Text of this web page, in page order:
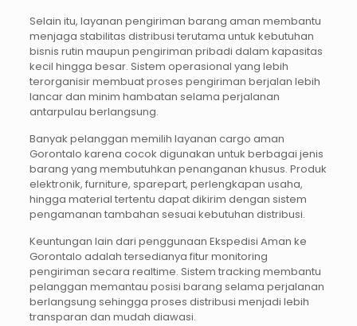
Selain itu, layanan pengiriman barang aman membantu
menjaga stabilitas distribusi terutama untuk kebutuhan
bisnis rutin maupun pengiriman pribadi dalam kapasitas
kecil hingga besar. Sistem operasional yang lebih
terorganisir membuat proses pengiriman berjalan lebih
lancar dan minim hambatan selama perjalanan
antarpulau berlangsung.
Banyak pelanggan memilih layanan cargo aman
Gorontalo karena cocok digunakan untuk berbagai jenis
barang yang membutuhkan penanganan khusus. Produk
elektronik, furniture, sparepart, perlengkapan usaha,
hingga material tertentu dapat dikirim dengan sistem
pengamanan tambahan sesuai kebutuhan distribusi.
Keuntungan lain dari penggunaan Ekspedisi Aman ke
Gorontalo adalah tersedianya fitur monitoring
pengiriman secara realtime. Sistem tracking membantu
pelanggan memantau posisi barang selama perjalanan
berlangsung sehingga proses distribusi menjadi lebih
transparan dan mudah diawasi.